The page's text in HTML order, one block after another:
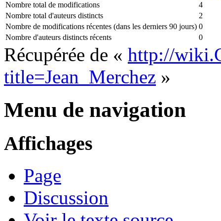
Nombre total de modifications
4
Nombre total d'auteurs distincts
2
Nombre de modifications récentes (dans les derniers 90 jours) 0
Nombre d'auteurs distincts récents
0
Récupérée de « http://
title=Jean_Merchez »
Menu de navigation
Affichages
Page
Discussion